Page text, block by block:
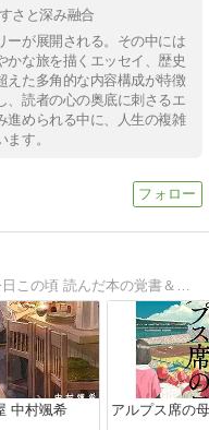
さと深み融合
ーが展開される。その中には
かな旅を描くエッセイ、歴史
えた多角的な内容構成が特徴
、読者の心の奥底に刺さるエ
進められる中に、人生の複雑
す。
中村颯希 アルプス席の母